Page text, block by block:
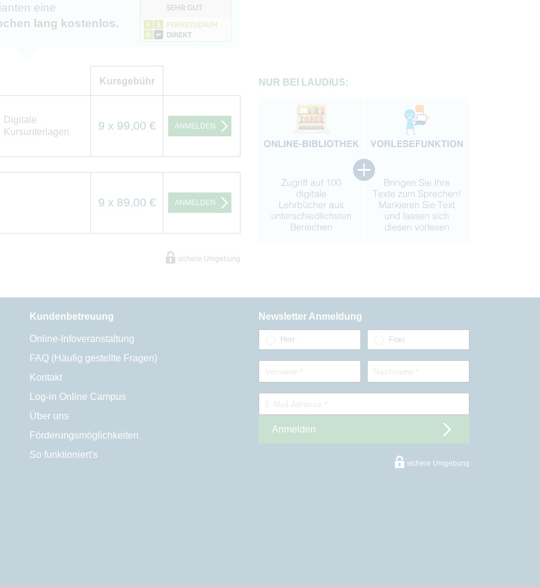
eine
lang kostenlos.
Digitale
Kursunterlagen
Kursgebühr
9 x 99,00 € ANMELDEN
9 x 89,00 € ANMELDEN
sichere Umgebung
NUR BEI LAUDIUS:
Kundenbetreuung
Online-Infoveranstaltung
FAQ (Häufig gestellte Fragen)
Kontakt
Log-in Online Campus
Über uns
Förderungsmöglichkeiten
So funktioniert's
Newsletter Anmeldung
Herr Frau
Anmelden
sichere Umgebung